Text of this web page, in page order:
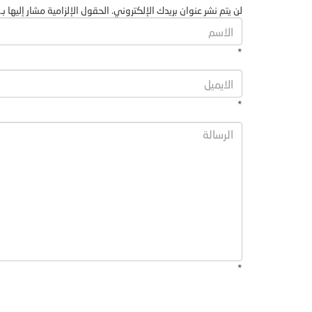
لن يتم نشر عنوان بريدك الإلكتروني. الحقول الإلزامية مشار إليها
*
*
*